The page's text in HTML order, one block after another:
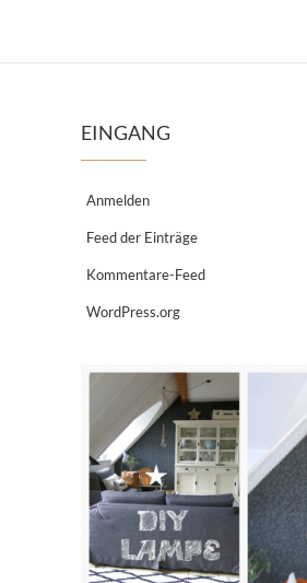
EINGANG
Anmelden
Feed der Einträge
Kommentare-Feed
WordPress.org